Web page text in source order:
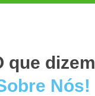
que dizem
Nós!